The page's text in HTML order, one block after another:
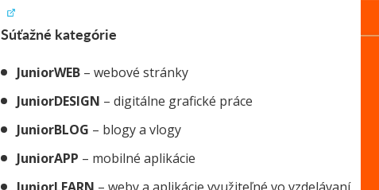
Súťažné kategórie
JuniorWEB – webové stránky
JuniorDESIGN – digitálne grafické práce
JuniorBLOG – blogy a vlogy
JuniorAPP – mobilné aplikácie